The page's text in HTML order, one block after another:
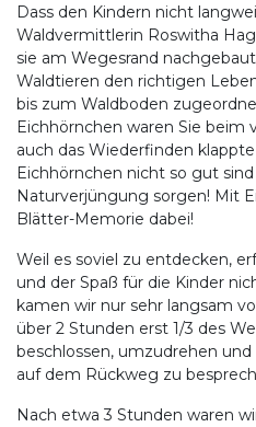
Dass den Kindern nicht
Waldvermittlerin Roswitha
sie am Wegesrand
Waldtieren den richtigen
bis zum Waldboden
Eichhörnchen waren Sie beim
auch das Wiederfinden
Eichhörnchen nicht so gut
Naturverjüngung sorgen! Mit
Blätter-Memorie dabei!
Weil es soviel zu entdecken,
und der Spaß für die Kinder
kamen wir nur sehr langsam
über 2 Stunden erst 1/3 des
beschlossen, umzudrehen
auf dem Rückweg zu
Nach etwa 3 Stunden waren